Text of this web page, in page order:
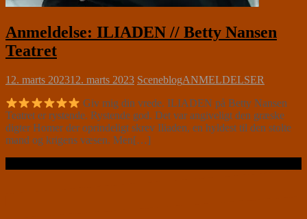
Anmeldelse: ILIADEN // Betty Nansen
Teatret
12. marts 202312. marts 2023 SceneblogANMELDELSER
Giv mig din vrede. ILIADEN på Betty Nansen
Teatret er rystende. Rystende god. Det var angiveligt den græske
digter Homer der oprindeligt skrev Iliaden, en hyldest til den stolte
mand og krigens væsen. Men[…]